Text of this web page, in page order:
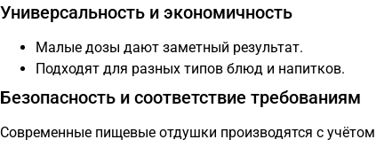
Универсальность и экономичность
Малые дозы дают заметный результат.
Подходят для разных типов блюд и напитков.
Безопасность и соответствие требованиям
Современные пищевые отдушки производятся с